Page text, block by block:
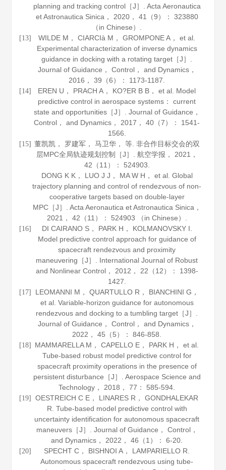
planning and tracking control［J］. Acta Aeronautica
et Astronautica Sinica ， 2020， 41
（9）： 323880
（in Chinese）.
[13]
WILDE M， CIARCIà M， GROMPONE A， et al.
Experimental characterization of inverse dynamics
guidance in docking with a rotating target［J］.
Journal of Guidance， Control， and Dynamics，
2016 ，39 （6）： 1173-1187.
[14]
EREN U， PRACH A， KO?ER B B， et al. Model
predictive control in aerospace systems： current
state and opportunities［J］. Journal of Guidance，
Control， and Dynamics ， 2017 ，40 （7）： 1541-
1566.
[15] 董凯凯， 罗建军， 马卫华， 等. 非合作目标交会的双
层MPC全局轨迹规划控制［J］. 航空学报 ， 2021 ，
42 （11）： 524903.
DONG K K， LUO J J， MA W H， et al. Global
trajectory planning and control of rendezvous of non-
cooperative targets based on double-layer
MPC［J］. Acta Aeronautica et Astronautica Sinica ，
2021 ， 42 （11）： 524903 （in Chinese）.
[16]
DI CAIRANO S， PARK H， KOLMANOVSKY I.
Model predictive control approach for guidance of
spacecraft rendezvous and proximity
maneuvering［J］. International Journal of Robust
and Nonlinear Control， 2012 ， 22 （12）： 1398-
1427.
[17]
LEOMANNI M， QUARTULLO R， BIANCHINI G，
et al. Variable-horizon guidance for autonomous
rendezvous and docking to a tumbling target［J］.
Journal of Guidance， Control， and Dynamics，
2022 ，45 （5）： 846-858.
[18]
MAMMARELLA M， CAPELLO E， PARK H， et al.
Tube-based robust model predictive control for
spacecraft proximity operations in the presence of
persistent disturbance［J］. Aerospace Science and
Technology ， 2018 ，77 ： 585-594.
[19]
OESTREICH C E， LINARES R， GONDHALEKAR
R. Tube-based model predictive control with
uncertainty identification for autonomous spacecraft
maneuvers［J］. Journal of Guidance， Control，
and Dynamics ， 2022 ，46 （1）： 6-20.
[20]
SPECHT C， BISHNOI A， LAMPARIELLO R.
Autonomous spacecraft rendezvous using tube-